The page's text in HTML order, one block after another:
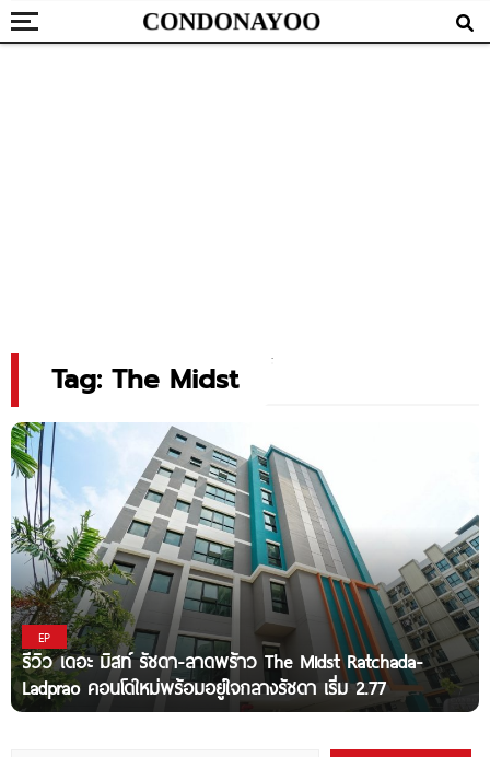
Tag: The Midst
EP
รีวิว เดอะ มิสท์ รัชดา-ลาดพร้าว The Midst Ratchada-
Ladprao คอนโดใหม่พร้อมอยู่ใจกลางรัชดา เริ่ม 2.77